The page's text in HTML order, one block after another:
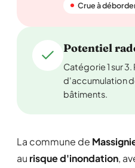
Crue à
Potentiel
Catégorie 1 sur 3.
d'accumulation
bâtiments.
La commune de
au risque d'inondation,